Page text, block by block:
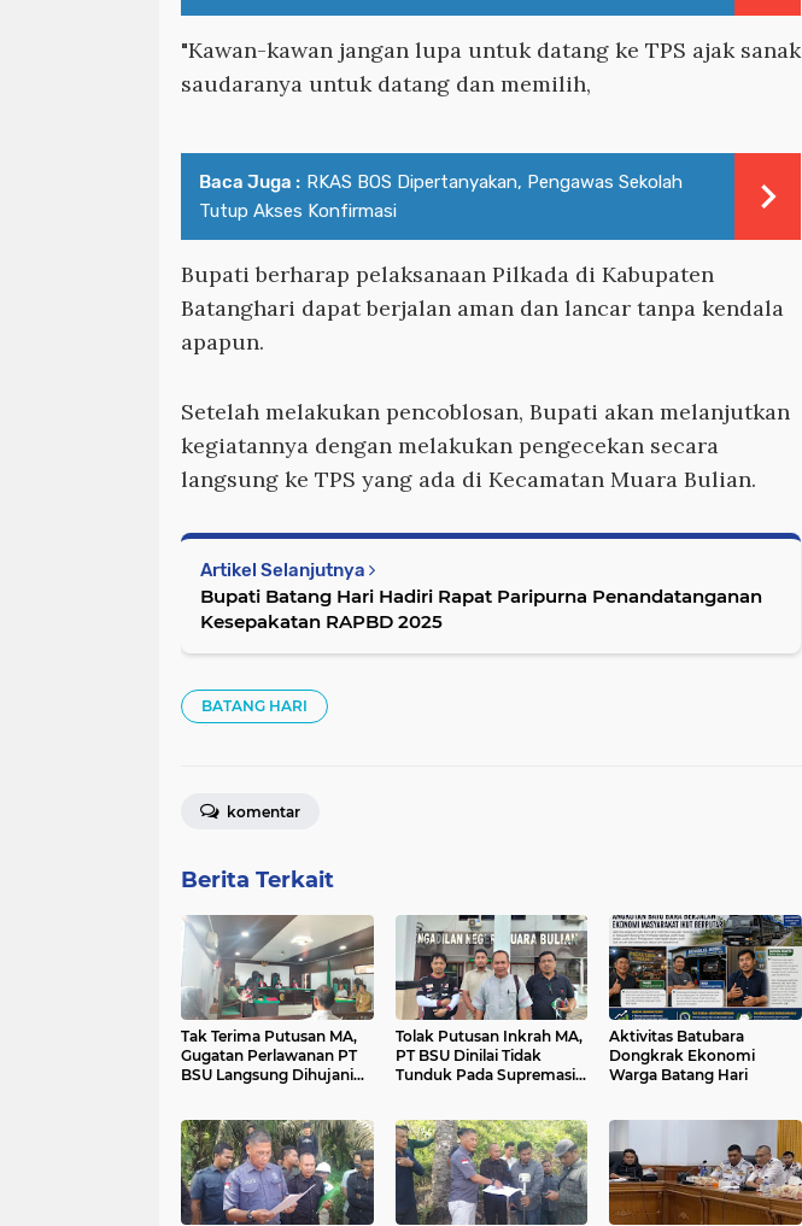
"Kawan-kawan jangan lupa untuk datang ke TPS ajak sanak
saudaranya untuk datang dan memilih,
Baca Juga : RKAS BOS Dipertanyakan, Pengawas Sekolah
Tutup Akses Konfirmasi
Bupati berharap pelaksanaan Pilkada di Kabupaten
Batanghari dapat berjalan aman dan lancar tanpa kendala
apapun.
Setelah melakukan pencoblosan, Bupati akan melanjutkan
kegiatannya dengan melakukan pengecekan secara
langsung ke TPS yang ada di Kecamatan Muara Bulian.
Artikel Selanjutnya
Bupati Batang Hari Hadiri Rapat Paripurna Penandatanganan
Kesepakatan RAPBD 2025
BATANG HARI
komentar
Berita Terkait
Tak Terima Putusan MA,
Gugatan Perlawanan PT
BSU Langsung Dihujani
Tolak Putusan Inkrah MA,
PT BSU Dinilai Tidak
Tunduk Pada Supremasi
Aktivitas Batubara
Dongkrak Ekonomi
Warga Batang Hari